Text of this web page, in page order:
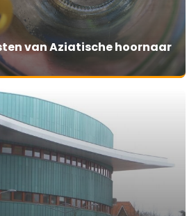
van Aziatische hoornaar